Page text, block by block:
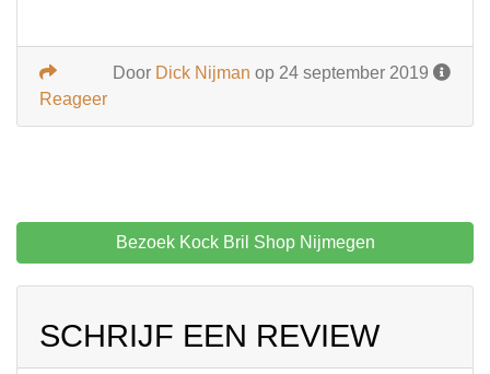
Door Dick Nijman op 24 september 2019
Reageer
Bezoek Kock Bril Shop Nijmegen
SCHRIJF EEN REVIEW